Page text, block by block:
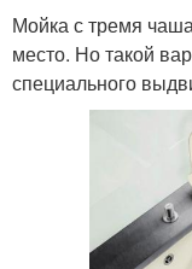
Мойка с тремя
место. Но такой
специального